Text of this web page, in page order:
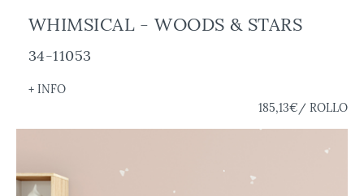
WHIMSICAL - WOODS & STARS
34-11053
+ INFO
185,13€/ ROLLO